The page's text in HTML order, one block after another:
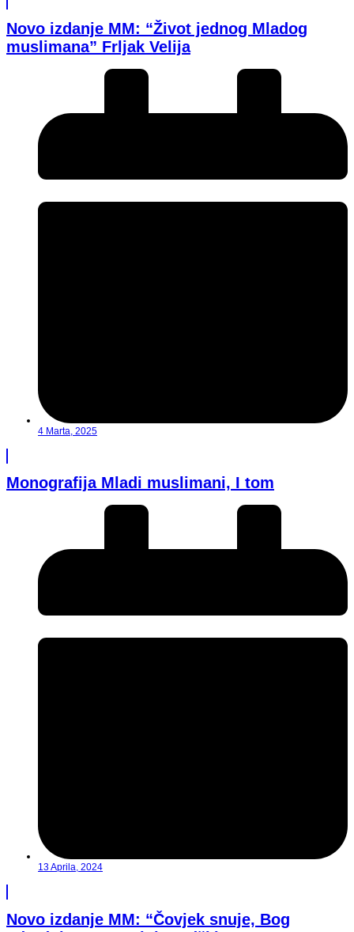
Novo izdanje MM: “Život jednog Mladog
muslimana” Frljak Velija
4 Marta, 2025
Monografija Mladi muslimani, I tom
13 Aprila, 2024
Novo izdanje MM: “Čovjek snuje, Bog